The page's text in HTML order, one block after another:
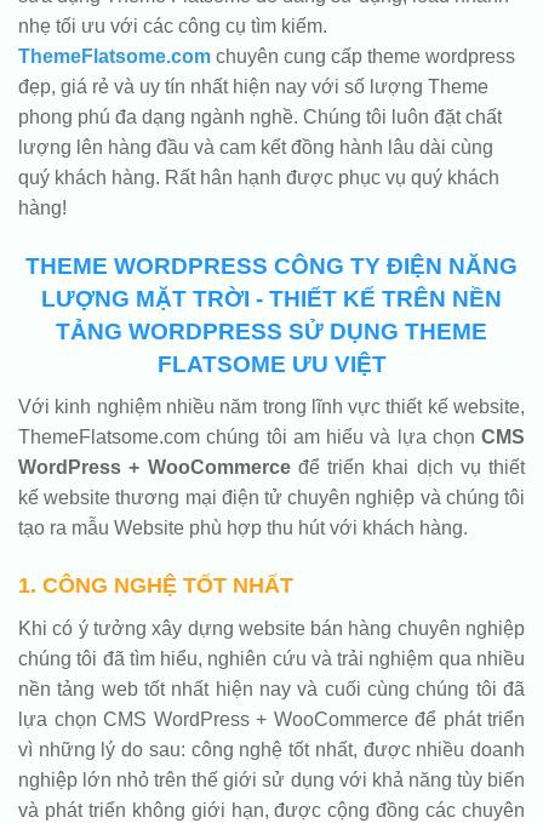
nhẹ tối ưu với các công cụ tìm kiếm.
ThemeFlatsome.com chuyên cung cấp theme wordpress
đẹp, giá rẻ và uy tín nhất hiện nay với số lượng Theme
phong phú đa dạng ngành nghề. Chúng tôi luôn đặt chất
lượng lên hàng đầu và cam kết đồng hành lâu dài cùng
quý khách hàng. Rất hân hạnh được phục vụ quý khách
hàng!
THEME WORDPRESS CÔNG TY ĐIỆN NĂNG
LƯỢNG MẶT TRỜI - THIẾT KẾ TRÊN NỀN
TẢNG WORDPRESS SỬ DỤNG THEME
FLATSOME ƯU VIỆT
Với kinh nghiệm nhiều năm trong lĩnh vực thiết kế website,
ThemeFlatsome.com chúng tôi am hiểu và lựa chọn CMS
WordPress + WooCommerceđể triển khai dịch vụ thiết
kế website thương mại điện tử chuyên nghiệp và chúng tôi
tạo ra mẫu Website phù hợp thu hút với khách hàng.
1. CÔNG NGHỆ TỐT NHẤT
Khi có ý tưởng xây dựng website bán hàng chuyên nghiệp
chúng tôi đã tìm hiểu, nghiên cứu và trải nghiệm qua nhiều
nền tảng web tốt nhất hiện nay và cuối cùng chúng tôi đã
lựa chọn CMS WordPress + WooCommerce để phát triển
vì những lý do sau: công nghệ tốt nhất, được nhiều doanh
nghiệp lớn nhỏ trên thế giới sử dụng với khả năng tùy biến
và phát triển không giới hạn, được cộng đồng các chuyên